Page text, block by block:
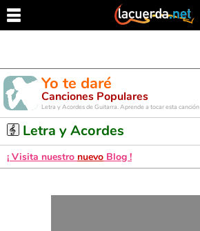
Yo te daré
Canciones Populares
Letra y Acordes de Guitarra. Aprende a tocar esta canción
Letra y Acordes
¡ Visita nuestro nuevo Blog !